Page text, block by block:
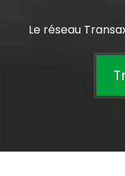
Le réseau